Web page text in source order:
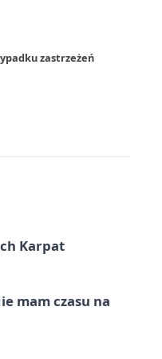
zastrzeżeń
Karpat
mam czasu na